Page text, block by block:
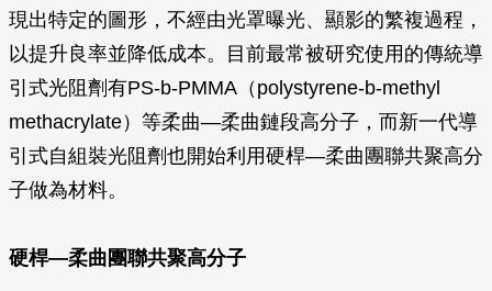
現出特定的圖形，不經由光罩曝光、顯影的繁複過程，
以提升良率並降低成本。目前最常被研究使用的傳統導
引式光阻劑有PS-b-PMMA（polystyrene-b-methyl
methacrylate）等柔曲—柔曲鏈段高分子，而新一代導
引式自組裝光阻劑也開始利用硬桿—柔曲團聯共聚高分
子做為材料。
硬桿—柔曲團聯共聚高分子